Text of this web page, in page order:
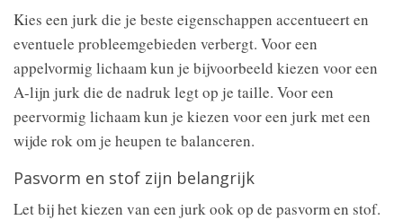
Kies een jurk die je beste eigenschappen accentueert en
eventuele probleemgebieden verbergt. Voor een
appelvormig lichaam kun je bijvoorbeeld kiezen voor een
A-lijn jurk die de nadruk legt op je taille. Voor een
peervormig lichaam kun je kiezen voor een jurk met een
wijde rok om je heupen te balanceren.
Pasvorm en stof zijn belangrijk
Let bij het kiezen van een jurk ook op de pasvorm en stof.